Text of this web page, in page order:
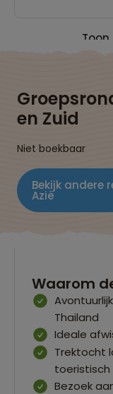
en Zuid
Niet boekbaar
Bekijk andere
Azië
Waarom
Thailand
Ideale
Trektocht
toeristisch
Bezoek